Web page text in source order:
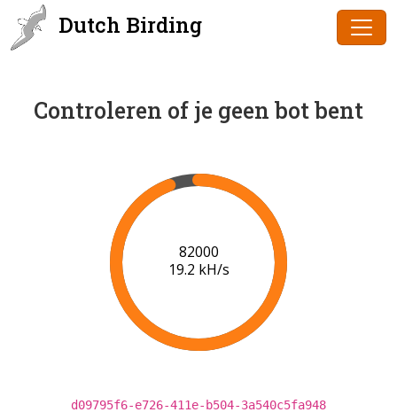
Dutch Birding
Controleren of je geen bot bent
83000
19.3 kH/s
d09795f6-e726-411e-b504-3a540c5fa948